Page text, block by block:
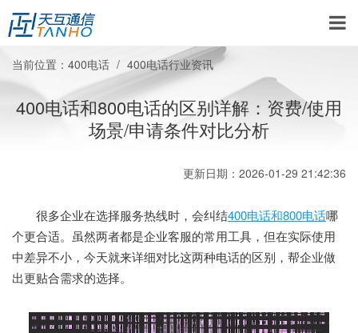
当前位置： 400电话 400电话行业资讯
400电话和800电话的区别详解：资费/使用
场景/申请条件对比分析
更新日期：2026-01-29 21:42:36
很多企业在选择服务热线时，会纠结400电话和800电话哪
个更合适。虽然两者都是企业客服的常用工具，但在实际使用
中差异不小，今天就来详细对比这两种电话的区别，帮企业做
出更贴合需求的选择。